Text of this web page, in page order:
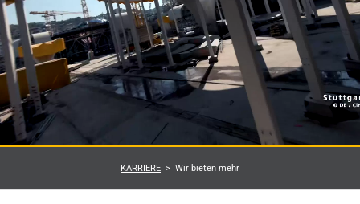
KARRIERE Wir bieten mehr